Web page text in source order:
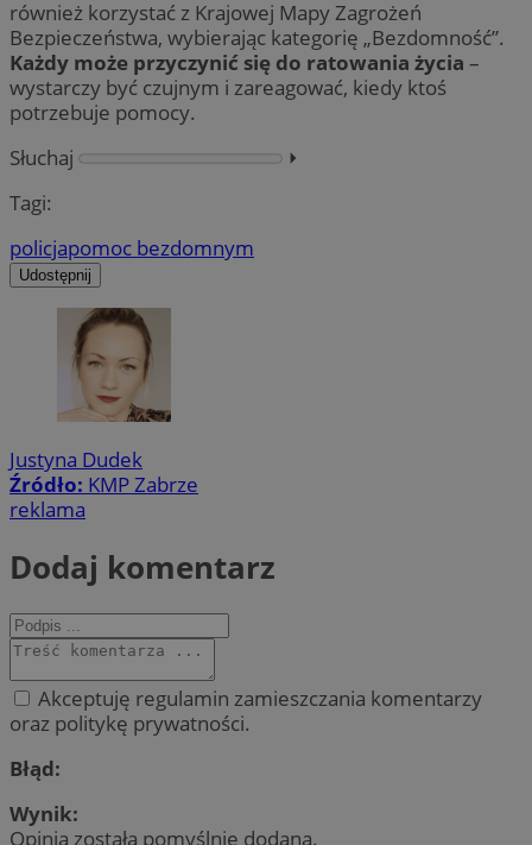
również korzystać z Krajowej Mapy Zagrożeń
Bezpieczeństwa, wybierając kategorię „Bezdomność”.
Każdy może przyczynić się do ratowania życia –
wystarczy być czujnym i zareagować, kiedy ktoś
potrzebuje pomocy.
Słuchaj
⏵︎
Tagi:
policjapomoc bezdomnym
Udostępnij
Justyna Dudek
Źródło: KMP Zabrze
reklama
Dodaj komentarz
Akceptuję regulamin zamieszczania komentarzy
oraz politykę prywatności.
Błąd:
Wynik:
Opinia została pomyślnie dodana.